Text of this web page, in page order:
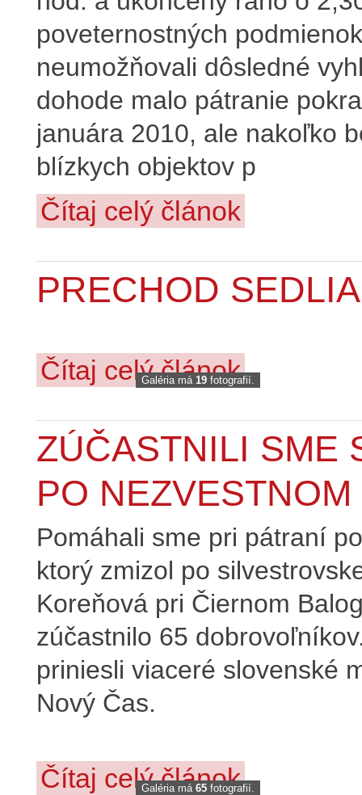
poveternostných
neumožňovali dôsledné
dohode malo pátranie
januára 2010, ale nakoľko
blízkych objektov p
Čítaj celý článok
PRECHOD
Galéria má 19 fotografií.
Čítaj celý článok
ZÚČASTNILI SME
PO
Pomáhali sme pri pátraní
ktorý zmizol po
Koreňová pri Čiernom
zúčastnilo 65
priniesli viaceré slovenské
Nový Čas.
Galéria má 65 fotografií.
Čítaj celý článok